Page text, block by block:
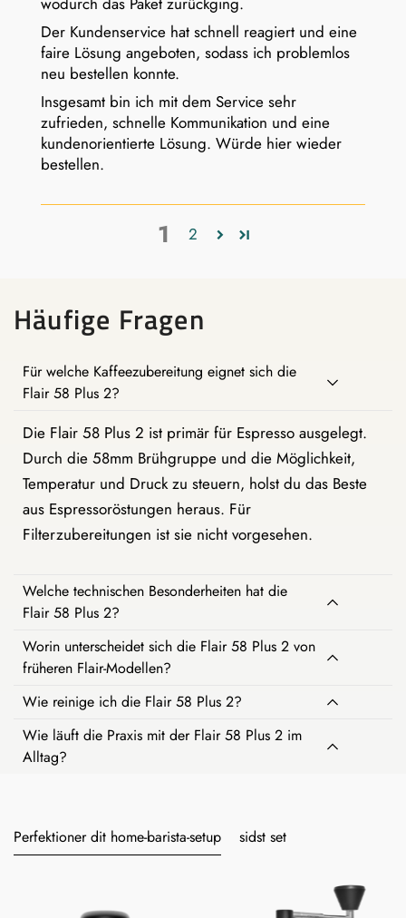
Der Kundenservice hat schnell reagiert und eine
faire Lösung angeboten, sodass ich problemlos
neu bestellen konnte.
Insgesamt bin ich mit dem Service sehr
zufrieden, schnelle Kommunikation und eine
kundenorientierte Lösung. Würde hier wieder
bestellen.
1 2
Häufige Fragen
Für welche Kaffeezubereitung eignet sich die
Flair 58 Plus 2?
Die Flair 58 Plus 2 ist primär für Espresso ausgelegt.
Durch die 58mm Brühgruppe und die Möglichkeit,
Temperatur und Druck zu steuern, holst du das Beste
aus Espressoröstungen heraus. Für
Filterzubereitungen ist sie nicht vorgesehen.
Welche technischen Besonderheiten hat die
Flair 58 Plus 2?
Worin unterscheidet sich die Flair 58 Plus 2 von
früheren Flair-Modellen?
Wie reinige ich die Flair 58 Plus 2?
Wie läuft die Praxis mit der Flair 58 Plus 2 im
Alltag?
Perfektioner dit home-barista-setup sidst set